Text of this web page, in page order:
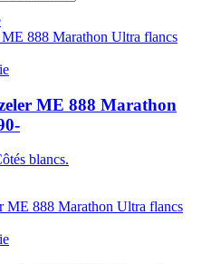
ME 888 Marathon
blancs.